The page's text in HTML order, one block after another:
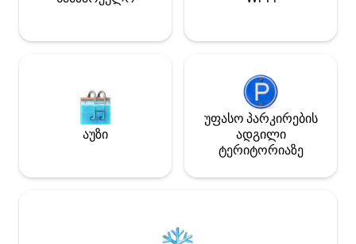
აუზი
უფასო პარკირების
ადგილი
ტერიტორიაზე